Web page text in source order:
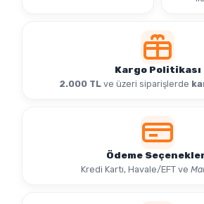
Kargo Politikası
2.000 TLve üzeri siparişlerde
Ödeme
Kredi Kartı, Havale/EFT ve